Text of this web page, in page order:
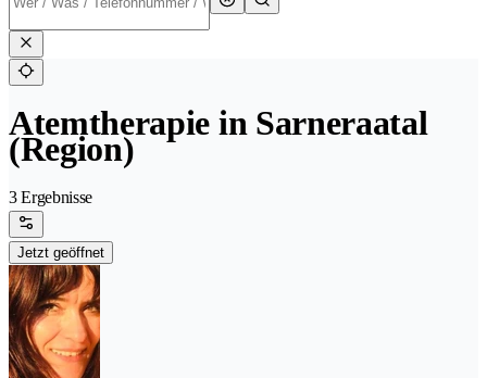
Atemtherapie in Sarneraatal
(Region)
3 Ergebnisse
Jetzt geöffnet